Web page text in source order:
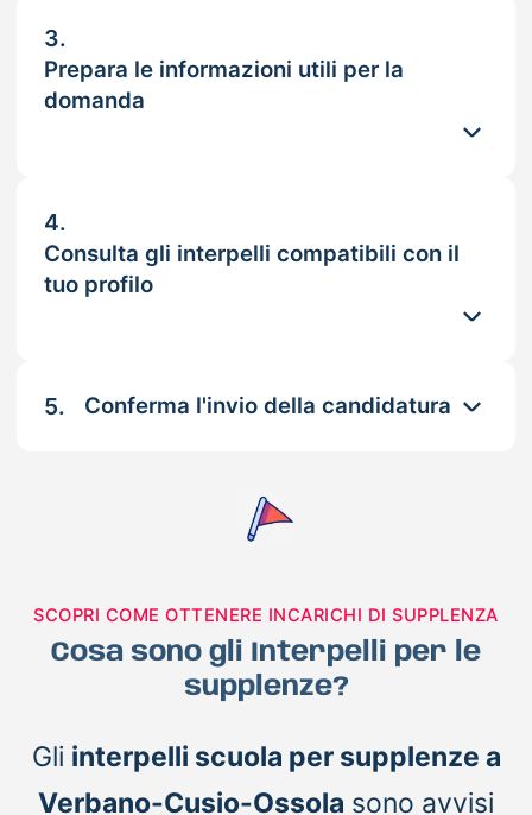
3.
Prepara le informazioni utili per la
domanda
4.
Consulta gli interpelli compatibili con il
tuo profilo
5. Conferma l'invio della candidatura
SCOPRI COME OTTENERE INCARICHI DI SUPPLENZA
Cosa sono gli Interpelli per le
supplenze?
Gli interpelli scuola per supplenze a
Verbano-Cusio-Ossola sono avvisi